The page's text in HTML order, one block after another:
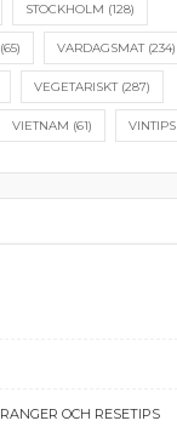
STOCKHOLM (128)
VARDAGSMAT(234)
VEGETARISKT(287)
VIETNAM (61) VINTIPS
OCH RESETIPS